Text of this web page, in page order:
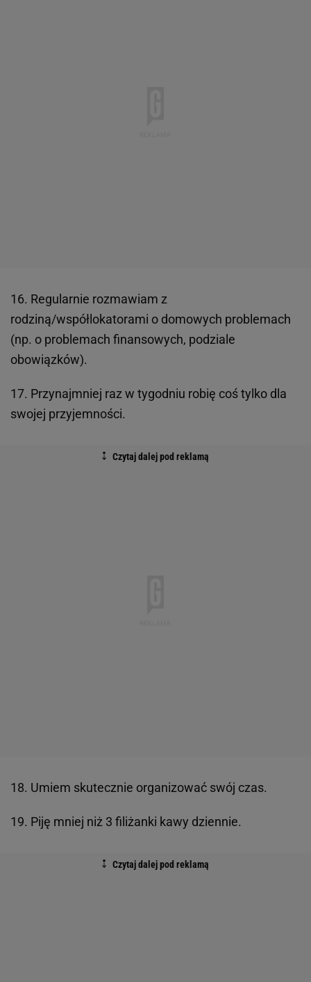
16. Regularnie rozmawiam z
rodziną/współlokatorami o domowych problemach
(np. o problemach finansowych, podziale
obowiązków).
17. Przynajmniej raz w tygodniu robię coś tylko dla
swojej przyjemności.
18. Umiem skutecznie organizować swój czas.
19. Piję mniej niż 3 filiżanki kawy dziennie.